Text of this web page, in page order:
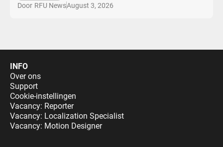
Door RFU NewsAugust 3, 2026
INFO
Over ons
Support
Cookie-instellingen
Vacancy: Reporter
Vacancy: Localization Specialist
Vacancy: Motion Designer